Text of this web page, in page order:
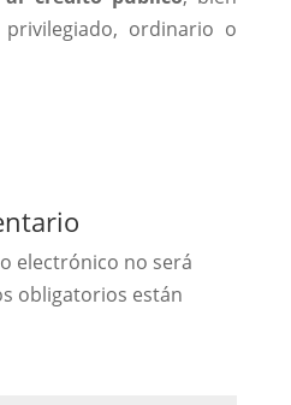
ordinario o
electrónico no será
obligatorios están